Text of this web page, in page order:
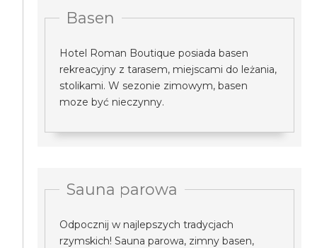
Basen
Hotel Roman Boutique posiada basen
rekreacyjny z tarasem, miejscami do leżania,
stolikami. W sezonie zimowym, basen
moze być nieczynny.
Sauna parowa
Odpocznij w najlepszych tradycjach
rzymskich! Sauna parowa, zimny basen,